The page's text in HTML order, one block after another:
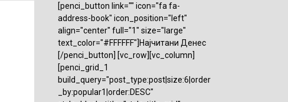
[penci_button link="" icon="fa fa-
address-book" icon_position="left"
align="center" full="1" size="large"
text_color="#FFFFFF"]Најчитани Денес
[/penci_button] [vc_row][vc_column]
[penci_grid_1
build_query="post_type:post|size:6|order
_by:popular1|order:DESC"